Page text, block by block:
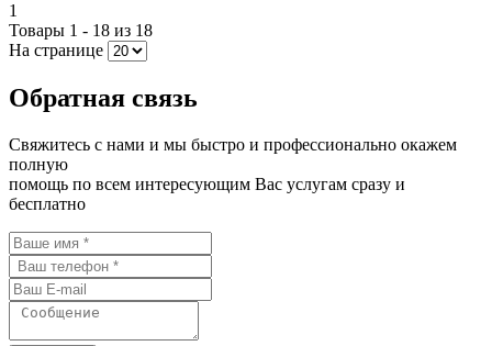
1
Товары 1 - 18 из 18
На странице
Обратная связь
Свяжитесь с нами и мы быстро и профессионально окажем
полную
помощь по всем интересующим Вас услугам сразу и
бесплатно